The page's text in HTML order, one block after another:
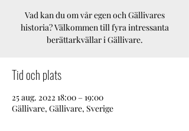
Vad kan du om vår egen och Gällivares
historia? Välkommen till fyra intressanta
berättarkvällar i Gällivare.
Tid och plats
25 aug. 2022 18:00 – 19:00
Gällivare, Gällivare, Sverige